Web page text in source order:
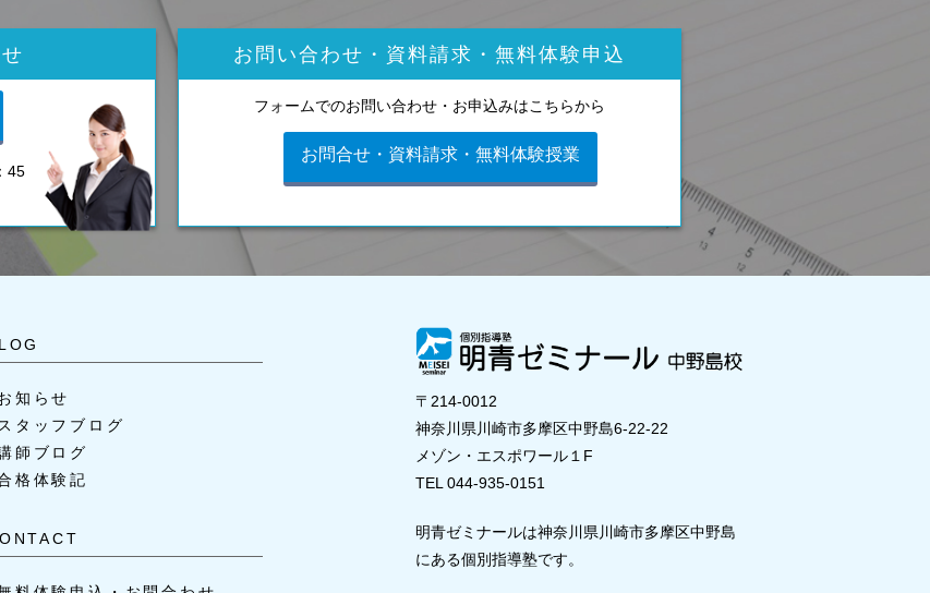
45
お問い合わせ・資料請求・無料体験申込
フォームでのお問い合わせ・お申込みはこちらから
お問合せ・資料請求・無料体験授業
知らせ
スタッフブログ
師ブログ
格体験記
〒214-0012
神奈川県川崎市多摩区中野島6-22-22
メゾン・エスポワール１F
TEL 044-935-0151
明青ゼミナールは神奈川県川崎市多摩区中野島
にある個別指導塾です。